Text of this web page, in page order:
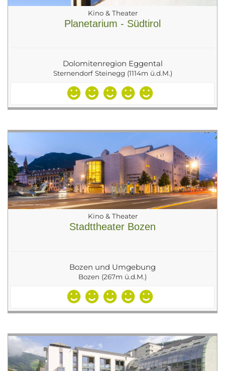
Kino & Theater
Planetarium - Südtirol
Dolomitenregion Eggental
Sternendorf Steinegg (1114m ü.d.M.)
Kino & Theater
Stadttheater Bozen
Bozen und Umgebung
Bozen (267m ü.d.M.)